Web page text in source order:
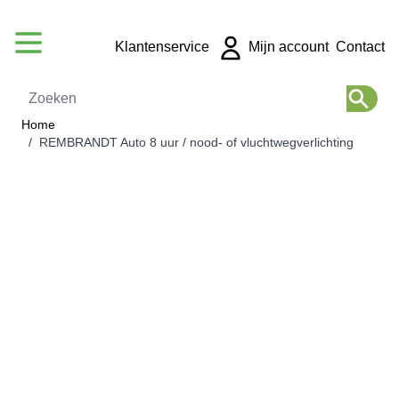
Zoeken
Klantenservice Mijn account Contact
Home
/ REMBRANDT Auto 8 uur / nood- of vluchtwegverlichting